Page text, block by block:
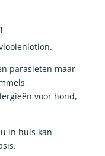
parasieten maar
voor hond,
in huis kan